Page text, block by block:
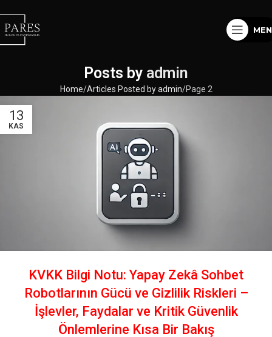
Posts by admin
Home Articles Posted by admin Page 2
13
KAS
KVKK Bilgi Notu: Yapay Zekâ Sohbet
Robotlarının Gücü ve Gizlilik Riskleri –
İşlevler, Faydalar ve Kritik Güvenlik
Önlemlerine Kısa Bir Bakış